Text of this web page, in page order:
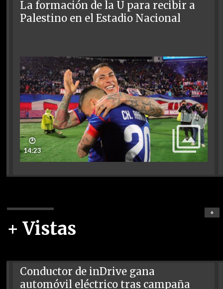
La formación de la U para recibir a
Palestino en el Estadio Nacional
🕑
14:23
+ Vistas
+
Conductor de inDrive gana
automóvil eléctrico tras campaña